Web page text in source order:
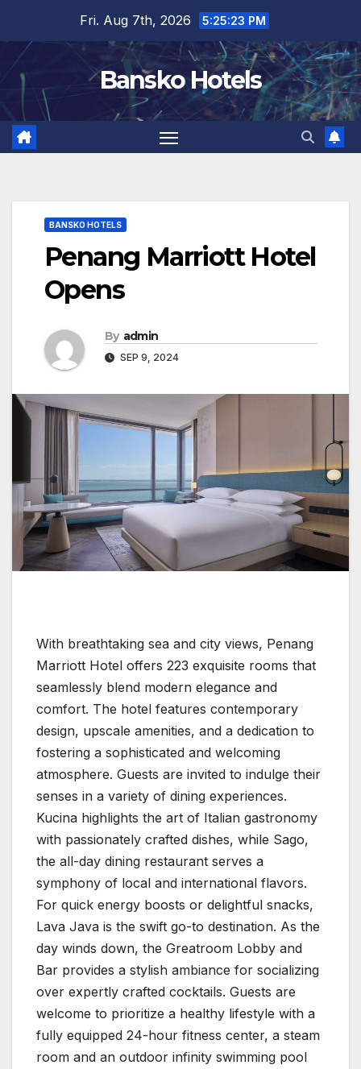
content
Fri. Aug 7th, 2026 5:25:24 PM
Bansko Hotels
BANSKO HOTELS
Penang Marriott Hotel
Opens
By admin
SEP 9, 2024
With breathtaking sea and city views, Penang
Marriott Hotel offers 223 exquisite rooms that
seamlessly blend modern elegance and
comfort. The hotel features contemporary
design, upscale amenities, and a dedication to
fostering a sophisticated and welcoming
atmosphere. Guests are invited to indulge their
senses in a variety of dining experiences.
Kucina highlights the art of Italian gastronomy
with passionately crafted dishes, while Sago,
the all-day dining restaurant serves a
symphony of local and international flavors.
For quick energy boosts or delightful snacks,
Lava Java is the swift go-to destination. As the
day winds down, the Greatroom Lobby and
Bar provides a stylish ambiance for socializing
over expertly crafted cocktails. Guests are
welcome to prioritize a healthy lifestyle with a
fully equipped 24-hour fitness center, a steam
room and an outdoor infinity swimming pool